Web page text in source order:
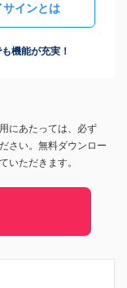
サインとは
機能が充実！
にあたっては、必ず
さい。無料ダウンロー
いただきます。